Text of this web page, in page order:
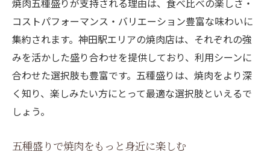
焼肉五種盛りが支持される理由は、食べ比べの楽しさ・
コストパフォーマンス・バリエーション豊富な味わいに
集約されます。神田駅エリアの焼肉店は、それぞれの強
みを活かした盛り合わせを提供しており、利用シーンに
合わせた選択肢も豊富です。五種盛りは、焼肉をより深
く知り、楽しみたい方にとって最適な選択肢といえるで
しょう。
五種盛りで焼肉をもっと身近に楽しむ